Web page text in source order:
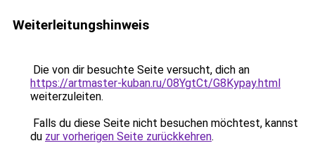
Weiterleitungshinweis
Die von dir besuchte Seite versucht, dich an
https://artmaster-kuban.ru/08YgtCt/G8Kypay.html
weiterzuleiten.
Falls du diese Seite nicht besuchen möchtest, kannst
du zur vorherigen Seite zurückkehren.